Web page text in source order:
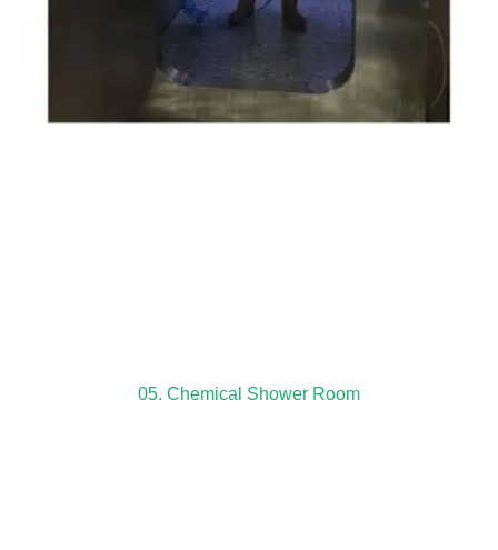
05. Chemical Shower Room